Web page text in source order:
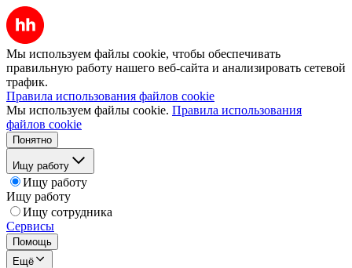
Мы используем файлы cookie, чтобы обеспечивать
правильную работу нашего веб-сайта и анализировать сетевой
трафик.
Правила использования файлов cookie
Мы используем файлы cookie. Правила использования
файлов cookie
Понятно
Ищу работу
Ищу работу
Ищу работу
Ищу сотрудника
Сервисы
Помощь
Ещё